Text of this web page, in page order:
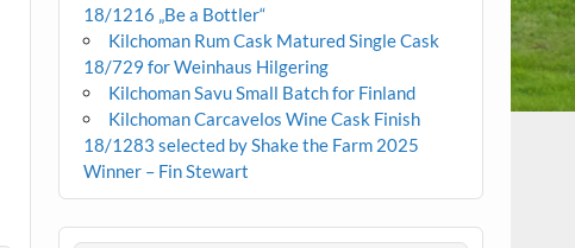
18/1216 „Be a Bottler“
Kilchoman Rum Cask Matured Single Cask
18/729 for Weinhaus Hilgering
Kilchoman Savu Small Batch for Finland
Kilchoman Carcavelos Wine Cask Finish
18/1283 selected by Shake the Farm 2025
Winner – Fin Stewart